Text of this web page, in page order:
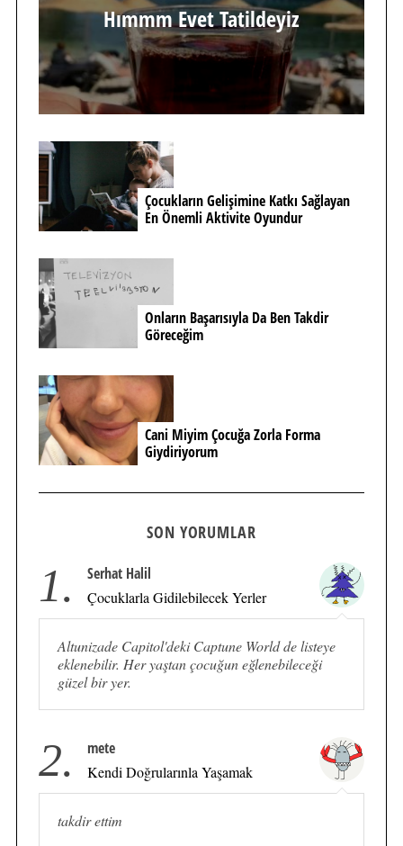
Hımmm Evet Tatildeyiz
Çocukların Gelişimine Katkı Sağlayan
En Önemli Aktivite Oyundur
Onların Başarısıyla Da Ben Takdir
Göreceğim
Cani Miyim Çocuğa Zorla Forma
Giydiriyorum
SON YORUMLAR
1. Serhat Halil
Çocuklarla Gidilebilecek Yerler
Altunizade Capitol'deki Captune World de listeye
eklenebilir. Her yaştan çocuğun eğlenebileceği
güzel bir yer.
2. mete
Kendi Doğrularınla Yaşamak
takdir ettim